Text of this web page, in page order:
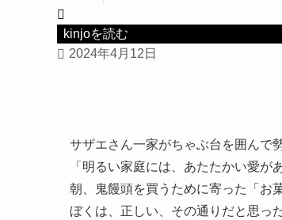
kinjoを読む
2024年4月12日
サザエさん一家がちゃぶ台を囲んで
「明るい家庭には、あたたかい愛が
朝、鬼饅頭を買うために寄った「お
ぼくは、正しい、その通りだと思った